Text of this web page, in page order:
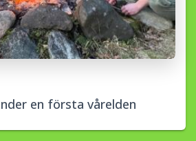
en första vårelden